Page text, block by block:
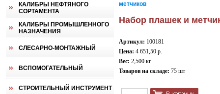
КАЛИБРЫ НЕФТЯНОГО
СОРТАМЕНТА
КАЛИБРЫ ПРОМЫШЛЕННОГО
НАЗНАЧЕНИЯ
СЛЕСАРНО-МОНТАЖНЫЙ
ВСПОМОГАТЕЛЬНЫЙ
СТРОИТЕЛЬНЫЙ ИНСТРУМЕНТ
метчиков
Набор плашек и
Артикул: 100181
Цена: 4 651,50 р.
Вес: 2,500 кг
Товаров на складе: 75 шт